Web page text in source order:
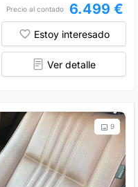
Precio al contado 6.499 €
Estoy interesado
Ver detalle
9